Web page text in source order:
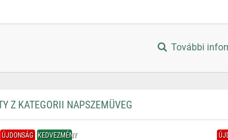
További
Z KATEGORII NAPSZEMÜVEG
ÚJDONSÁG KEDVEZMÉNY